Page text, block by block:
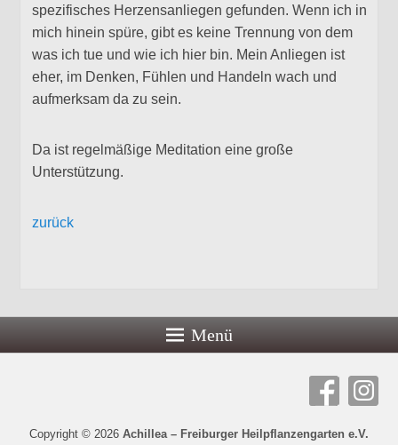
spezifisches Herzensanliegen gefunden. Wenn ich in
mich hinein spüre, gibt es keine Trennung von dem
was ich tue und wie ich hier bin. Mein Anliegen ist
eher, im Denken, Fühlen und Handeln wach und
aufmerksam da zu sein.
Da ist regelmäßige Meditation eine große
Unterstützung.
zurück
Menü
Copyright © 2026 Achillea – Freiburger Heilpflanzengarten e.V.